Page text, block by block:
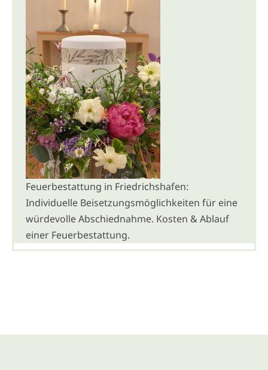
Feuerbestattung in Friedrichshafen:
Individuelle Beisetzungsmöglichkeiten für eine
würdevolle Abschiednahme. Kosten & Ablauf
einer Feuerbestattung.